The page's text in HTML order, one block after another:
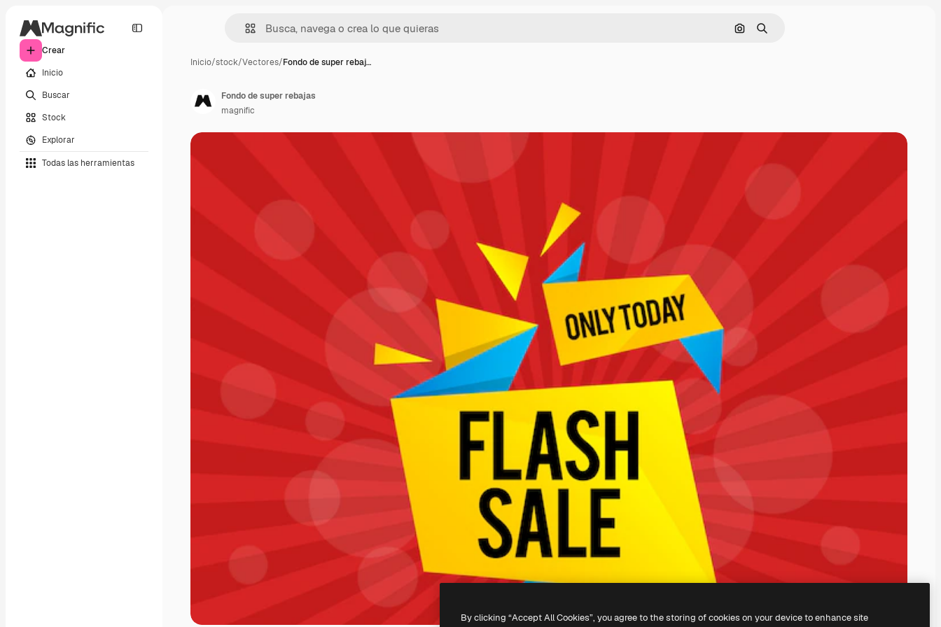
Crear
Inicio
Buscar
Stock
Explorar
Todas las herramientas
Buscar por imagen
Buscar
Inicio/stock/Vectores/Fondo de super rebaj…
Fondo de super rebajas
magnific
By clicking “Accept All Cookies”, you agree to the storing of cookies on your device to enhance site